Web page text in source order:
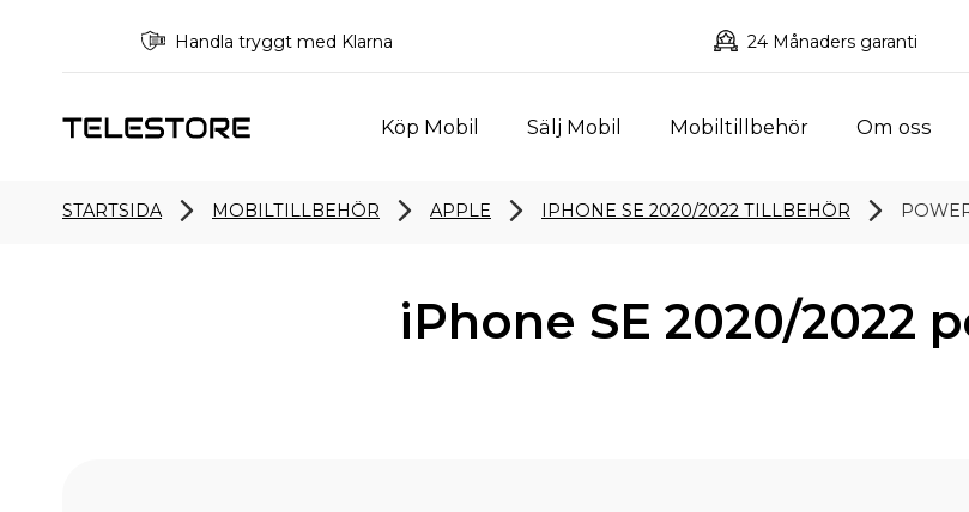
Handla tryggt med Klarna 24 Månaders garanti
Köp Mobil Sälj Mobil Mobiltillbehör Om oss
STARTSIDA MOBILTILLBEHÖR APPLE IPHONE SE 2020/2022 TILLBEHÖR
iPhone SE 2020/2022